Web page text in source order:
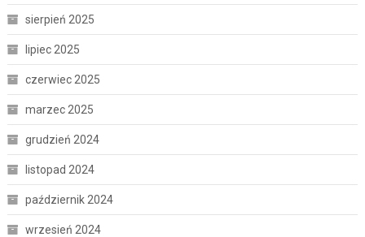
sierpień 2025
lipiec 2025
czerwiec 2025
marzec 2025
grudzień 2024
listopad 2024
październik 2024
wrzesień 2024